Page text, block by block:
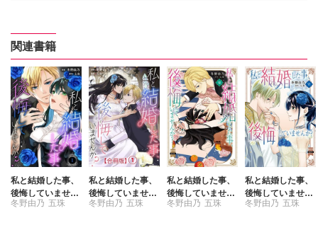
関連書籍
私と結婚した事、
後悔していません
か？
冬野由乃 五珠
私と結婚した事、
後悔していません
か？【合冊版】
冬野由乃 五珠
私と結婚した事、
後悔していません
か？【単行本版】
冬野由乃 五珠
私と結婚した事、
後悔していません
か？【単行本版】
冬野由乃 五珠